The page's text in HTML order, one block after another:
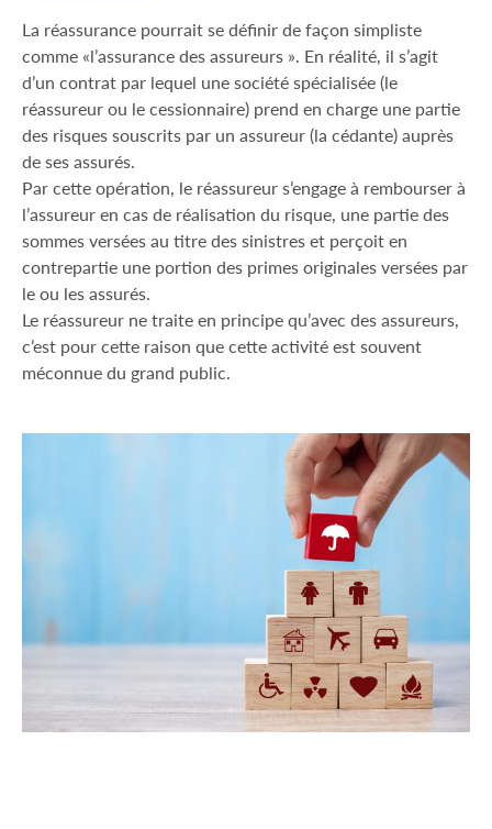
La réassurance pourrait se définir de façon simpliste
comme «l’assurance des assureurs ». En réalité, il s’agit
d’un contrat par lequel une société spécialisée (le
réassureur ou le cessionnaire) prend en charge une partie
des risques souscrits par un assureur (la cédante) auprès
de ses assurés.
Par cette opération, le réassureur s’engage à rembourser à
l’assureur en cas de réalisation du risque, une partie des
sommes versées au titre des sinistres et perçoit en
contrepartie une portion des primes originales versées par
le ou les assurés.
Le réassureur ne traite en principe qu’avec des assureurs,
c’est pour cette raison que cette activité est souvent
méconnue du grand public.